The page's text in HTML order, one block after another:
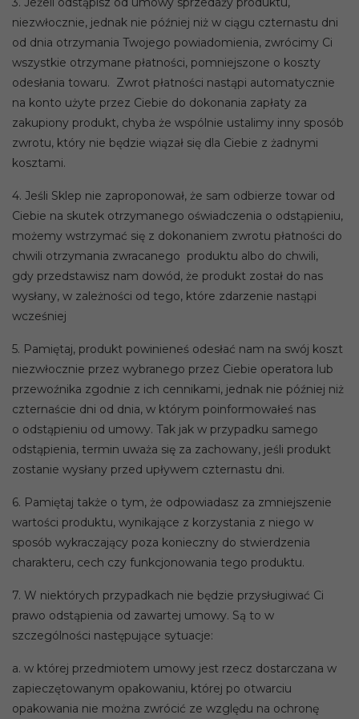
niezwłocznie, jednak nie później niż w ciągu czternastu dni
od dnia otrzymania Twojego powiadomienia, zwrócimy Ci
wszystkie otrzymane płatności, pomniejszone o koszty
odesłania towaru. Zwrot płatności nastąpi automatycznie
na konto użyte przez Ciebie do dokonania zapłaty za
zakupiony produkt, chyba że wspólnie ustalimy inny sposób
zwrotu, który nie będzie wiązał się dla Ciebie z żadnymi
kosztami.
4. Jeśli Sklep nie zaproponował, że sam odbierze towar od
Ciebie na skutek otrzymanego oświadczenia o odstąpieniu,
możemy wstrzymać się z dokonaniem zwrotu płatności do
chwili otrzymania zwracanego produktu albo do chwili,
gdy przedstawisz nam dowód, że produkt został do nas
wysłany, w zależności od tego, które zdarzenie nastąpi
wcześniej
5. Pamiętaj, produkt powinieneś odesłać nam na swój koszt
niezwłocznie przez wybranego przez Ciebie operatora lub
przewoźnika zgodnie z ich cennikami, jednak nie później niż
czternaście dni od dnia, w którym poinformowałeś nas
o odstąpieniu od umowy. Tak jak w przypadku samego
odstąpienia, termin uważa się za zachowany, jeśli produkt
zostanie wysłany przed upływem czternastu dni.
6. Pamiętaj także o tym, że odpowiadasz za zmniejszenie
wartości produktu, wynikające z korzystania z niego w
sposób wykraczający poza konieczny do stwierdzenia
charakteru, cech czy funkcjonowania tego produktu.
7. W niektórych przypadkach nie będzie przysługiwać Ci
prawo odstąpienia od zawartej umowy. Są to w
szczególności następujące sytuacje:
a. w której przedmiotem umowy jest rzecz dostarczana w
zapieczętowanym opakowaniu, której po otwarciu
opakowania nie można zwrócić ze względu na ochronę